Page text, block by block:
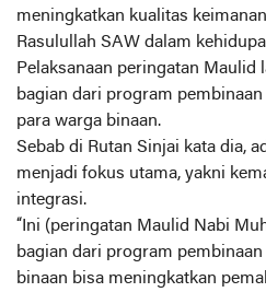
meningkatkan kualitas
Rasulullah SAW dalam
Pelaksanaan peringatan Maulid
bagian dari program
para warga binaan.
Sebab di Rutan Sinjai kata dia,
menjadi fokus utama, yakni
integrasi.
“Ini (peringatan Maulid Nabi
bagian dari program
binaan bisa meningkatkan